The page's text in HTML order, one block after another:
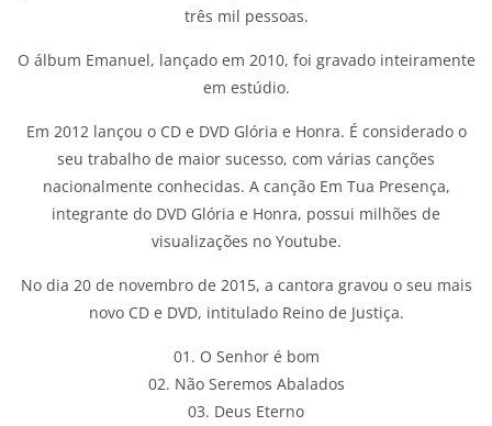
três mil pessoas.
O álbum Emanuel, lançado em 2010, foi gravado inteiramente
em estúdio.
Em 2012 lançou o CD e DVD Glória e Honra. É considerado o
seu trabalho de maior sucesso, com várias canções
nacionalmente conhecidas. A canção Em Tua Presença,
integrante do DVD Glória e Honra, possui milhões de
visualizações no Youtube.
No dia 20 de novembro de 2015, a cantora gravou o seu mais
novo CD e DVD, intitulado Reino de Justiça.
01. O Senhor é bom
02. Não Seremos Abalados
03. Deus Eterno